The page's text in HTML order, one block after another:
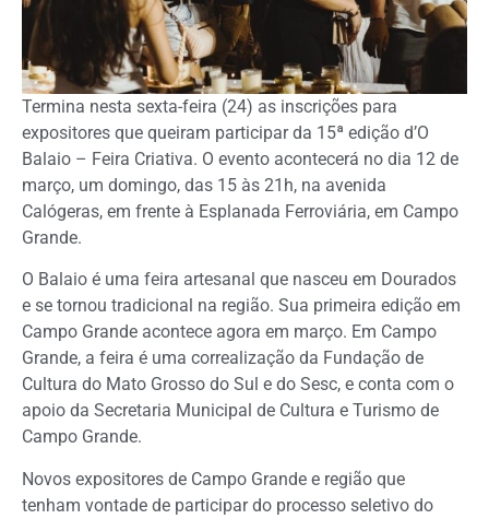
Termina nesta sexta-feira (24) as inscrições para
expositores que queiram participar da 15ª edição d’O
Balaio – Feira Criativa. O evento acontecerá no dia 12 de
março, um domingo, das 15 às 21h, na avenida
Calógeras, em frente à Esplanada Ferroviária, em Campo
Grande.
O Balaio é uma feira artesanal que nasceu em Dourados
e se tornou tradicional na região. Sua primeira edição em
Campo Grande acontece agora em março. Em Campo
Grande, a feira é uma correalização da Fundação de
Cultura do Mato Grosso do Sul e do Sesc, e conta com o
apoio da Secretaria Municipal de Cultura e Turismo de
Campo Grande.
Novos expositores de Campo Grande e região que
tenham vontade de participar do processo seletivo do